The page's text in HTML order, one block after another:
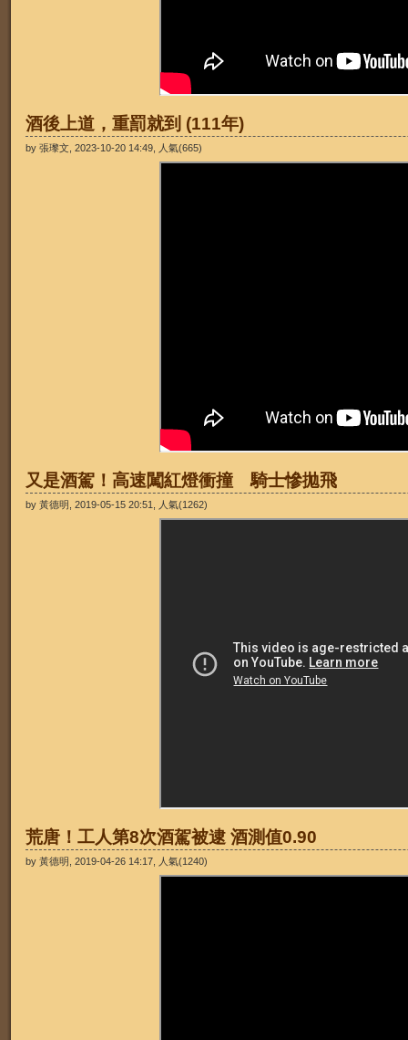
酒後上道，重罰就到 (111年)
by 張瓈文, 2023-10-20 14:49, 人氣(665)
又是酒駕！高速闖紅燈衝撞 騎士慘拋飛
by 黃德明, 2019-05-15 20:51, 人氣(1262)
荒唐！工人第8次酒駕被逮 酒測值0.90
by 黃德明, 2019-04-26 14:17, 人氣(1240)